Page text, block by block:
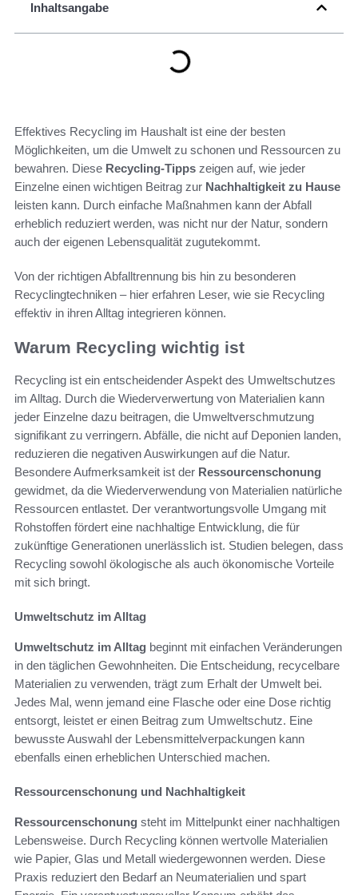
Inhaltsangabe
Effektives Recycling im Haushalt ist eine der besten
Möglichkeiten, um die Umwelt zu schonen und Ressourcen zu
bewahren. Diese Recycling-Tipps zeigen auf, wie jeder
Einzelne einen wichtigen Beitrag zur Nachhaltigkeit zu Hause
leisten kann. Durch einfache Maßnahmen kann der Abfall
erheblich reduziert werden, was nicht nur der Natur, sondern
auch der eigenen Lebensqualität zugutekommt.
Von der richtigen Abfalltrennung bis hin zu besonderen
Recyclingtechniken – hier erfahren Leser, wie sie Recycling
effektiv in ihren Alltag integrieren können.
Warum Recycling wichtig ist
Recycling ist ein entscheidender Aspekt des Umweltschutzes
im Alltag. Durch die Wiederverwertung von Materialien kann
jeder Einzelne dazu beitragen, die Umweltverschmutzung
signifikant zu verringern. Abfälle, die nicht auf Deponien landen,
reduzieren die negativen Auswirkungen auf die Natur.
Besondere Aufmerksamkeit ist der Ressourcenschonung
gewidmet, da die Wiederverwendung von Materialien natürliche
Ressourcen entlastet. Der verantwortungsvolle Umgang mit
Rohstoffen fördert eine nachhaltige Entwicklung, die für
zukünftige Generationen unerlässlich ist. Studien belegen, dass
Recycling sowohl ökologische als auch ökonomische Vorteile
mit sich bringt.
Umweltschutz im Alltag
Umweltschutz im Alltag beginnt mit einfachen Veränderungen
in den täglichen Gewohnheiten. Die Entscheidung, recycelbare
Materialien zu verwenden, trägt zum Erhalt der Umwelt bei.
Jedes Mal, wenn jemand eine Flasche oder eine Dose richtig
entsorgt, leistet er einen Beitrag zum Umweltschutz. Eine
bewusste Auswahl der Lebensmittelverpackungen kann
ebenfalls einen erheblichen Unterschied machen.
Ressourcenschonung und Nachhaltigkeit
Ressourcenschonung steht im Mittelpunkt einer nachhaltigen
Lebensweise. Durch Recycling können wertvolle Materialien
wie Papier, Glas und Metall wiedergewonnen werden. Diese
Praxis reduziert den Bedarf an Neumaterialien und spart